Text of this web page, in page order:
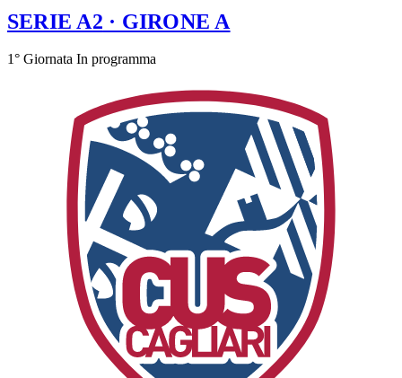
SERIE A2 · GIRONE A
1° Giornata In programma